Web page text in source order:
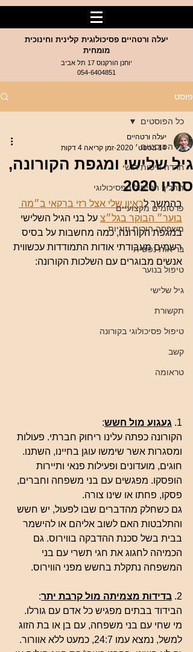
יעלה ורטהיים פסיכולוגית קלינית וחינוכית
מומחית
יוחנן הורקנוס 17 תל אביב
054-6404851
פוסט
כל הפוסטים
חרדה וויסות רגשי
תהליך הטיפול הפסיכולוגי
פרסומים מקצועיים
משפחה הורות וזוגיות
בריאות נפשית
טיפול בנוער
גיל שלישי
תקשורת
טיפול פסיכולוגי בקורונה
קשב
טראומה
כל הפוסטים
גיל שלישי ומגפת הקורונה,
סתיו 2020
יעלה ורטהיים
14 בספט׳ 2020
זמן קריאה 4 דקות
בהמשך לראיון שלי אצל רזי ברקאי ב״מה
בוער״ הבוקר בגל״צ על בני הגיל השלישי
במגפת הקורונה, כמה מחשבות על בסיס
רשמים מעבודתי אודות התמודדות עכשווית
אנשים מבוגרים עם השלכות הקורונה:
1. געגוע מול חשש:
הקורונה כפתה עלינו ריחוק חברתי. פעולות
ומסגרות אשר שימשו עוגן בחיינו, השתנו.
חוגים, מועדונים ופעילות פנאי ותיירות
הופסקו. מפגשים עם בני משפחה וחברים,
פסקו, פחתו או שינו צורה.
גם כשחלק מהדברים שבו לפעול, יש חשש
והתלבטות האם לשוב אליהם או להישמר
בבית בשל סכנת ההדבקה בווירוס. גם
הכמיהה לחגוג את חגי תשרי עם בני
המשפחה נתקלת בחשש מפני הווירוס.
2. בדידות מצמיתה מול קרבת יתר:
הבידוד בבתים מפגיש כל אדם עם גורלו.
מי שחי עם בני משפחה, עם בן או בת הזוג
למשל, נמצא עמו 24:7, כמעט ללא אוורור.